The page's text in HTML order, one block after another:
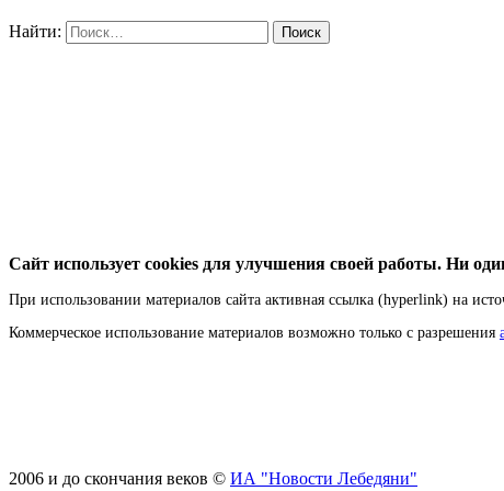
Найти:
Сайт использует cookies для улучшения своей работы. Ни
При использовании материалов сайта активная ссылка (hyperlink) на
Коммерческое использование материалов возможно только с разрешения
2006 и до скончания веков © ИА "Новости Лебедяни"